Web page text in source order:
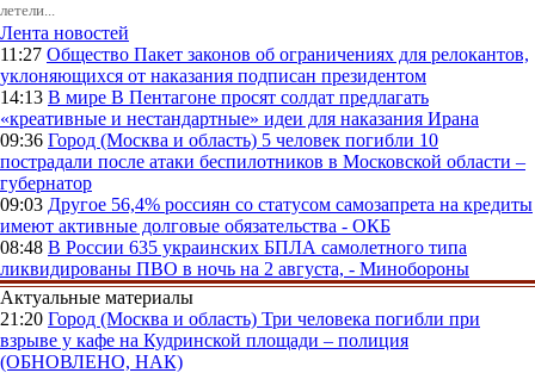
летели...
Лента новостей
11:27 Общество Пакет законов об ограничениях для релокантов,
уклоняющихся от наказания подписан президентом
14:13 В мире В Пентагоне просят солдат предлагать
«креативные и нестандартные» идеи для наказания Ирана
09:36 Город (Москва и область) 5 человек погибли 10
пострадали после атаки беспилотников в Московской области –
губернатор
09:03 Другое 56,4% россиян со статусом самозапрета на кредиты
имеют активные долговые обязательства - ОКБ
08:48 В России 635 украинских БПЛА самолетного типа
ликвидированы ПВО в ночь на 2 августа, - Минобороны
Актуальные материалы
21:20 Город (Москва и область) Три человека погибли при
взрыве у кафе на Кудринской площади – полиция
(ОБНОВЛЕНО, НАК)